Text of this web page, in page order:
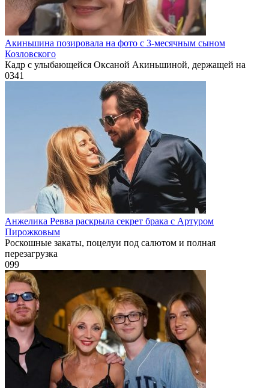
Акиньшина позировала на фото с 3-месячным сыном
Козловского
Кадр с улыбающейся Оксаной Акиньшиной, держащей на
0341
Анжелика Ревва раскрыла секрет брака с Артуром
Пирожковым
Роскошные закаты, поцелуи под салютом и полная
перезагрузка
099